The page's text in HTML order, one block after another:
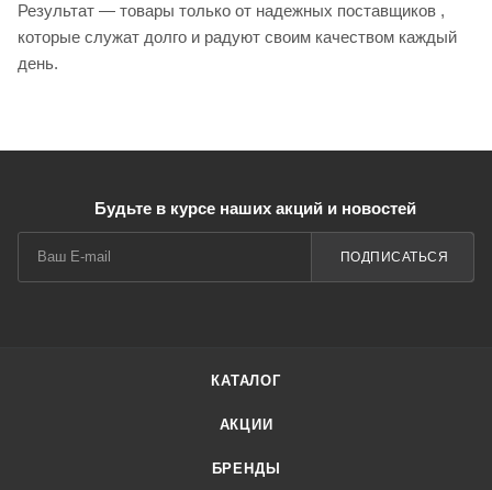
Результат — товары только от надежных поставщиков ,
которые служат долго и радуют своим качеством каждый
день.
Будьте в курсе наших акций и новостей
ПОДПИСАТЬСЯ
КАТАЛОГ
АКЦИИ
БРЕНДЫ